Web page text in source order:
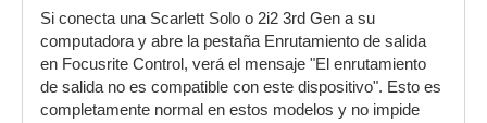
Si conecta una Scarlett Solo o 2i2 3rd Gen a su
computadora y abre la pestaña Enrutamiento de salida
en Focusrite Control, verá el mensaje "El enrutamiento
de salida no es compatible con este dispositivo". Esto es
completamente normal en estos modelos y no impide